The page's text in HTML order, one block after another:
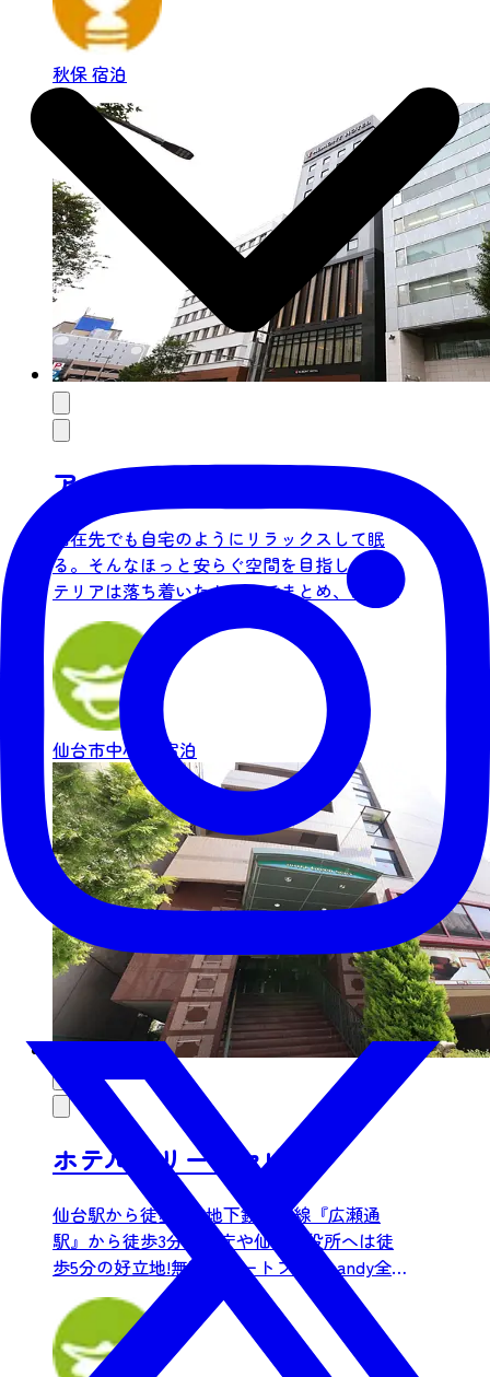
秋保宿泊
アルモントホテル仙台
滞在先でも自宅のようにリラックスして眠
る。そんなほっと安らぐ空間を目指し、イン
テリアは落ち着いたトーンでまとめ、スペー
スを有効活用して必要なもの...
仙台市中心部 宿泊
ホテルグリーンセレク
仙台駅から徒歩8分!地下鉄南北線『広瀬通
駅』から徒歩3分。県庁や仙台市役所へは徒
歩5分の好立地!無料スマートフォンhandy全室
完備。品数豊富な...